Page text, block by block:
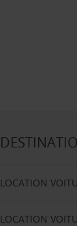
LOCATION
LOCATION